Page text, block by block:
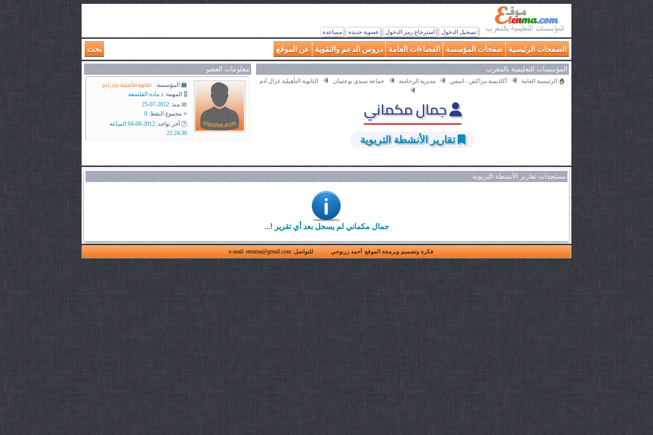
تسجيل الدخول استرجاع رمز الدخول عضوية جديدة مساعدة
الصفحات الرئيسية صفحات المؤسسة الفضاءات العامة دروس الدعم والتقوية عن الموقع بحث
المؤسسات التعليمية بالمغرب
🏠 الرئيسية العامة أكاديمية مراكش - اسفي مديرية الرحامنة جماعة سيدي بوعثمان الثانوية التأهيلية غزال آدم
جمال مكماني
تقارير الأنشطة التربوية
معلومات العضو
🏫 المؤسسة: الثانوية التأهيلية غزال آدم
🎖️ المهمة: ذ مادة الفلسفة
📅 منذ: 2012-07-25
⭐ مجموع النقط: 0
🕒 آخر تواجد:
2012-08-04 الساعة
21:24:30
مستجدات تقارير الأنشطة التربوية
جمال مكماني لم يسجل بعد أي تقرير !...
فكرة وتصميم وبرمجة الموقع: أحمد زربوحي للتواصل: e-mail: etenma@gmail.com